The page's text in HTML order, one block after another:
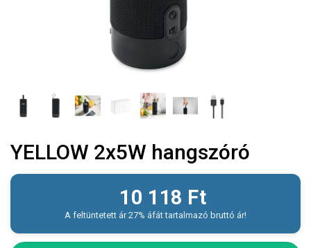
YELLOW 2x5W hangszóró
10 118 Ft
A feltüntetett ár 27% áfát tartalmazó bruttó ár!